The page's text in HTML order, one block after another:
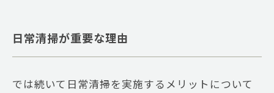
日常清掃が重要な理由
では続いて日常清掃を実施するメリットについて